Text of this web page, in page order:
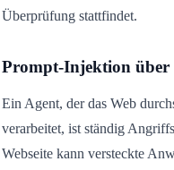
Überprüfung stattfindet.
Prompt-Injektion über
Ein Agent, der das Web
verarbeitet, ist ständig
Webseite kann versteckte